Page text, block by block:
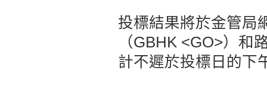
投標結果將於金管局
（GBHK <GO>）和
計不遲於投標日的下